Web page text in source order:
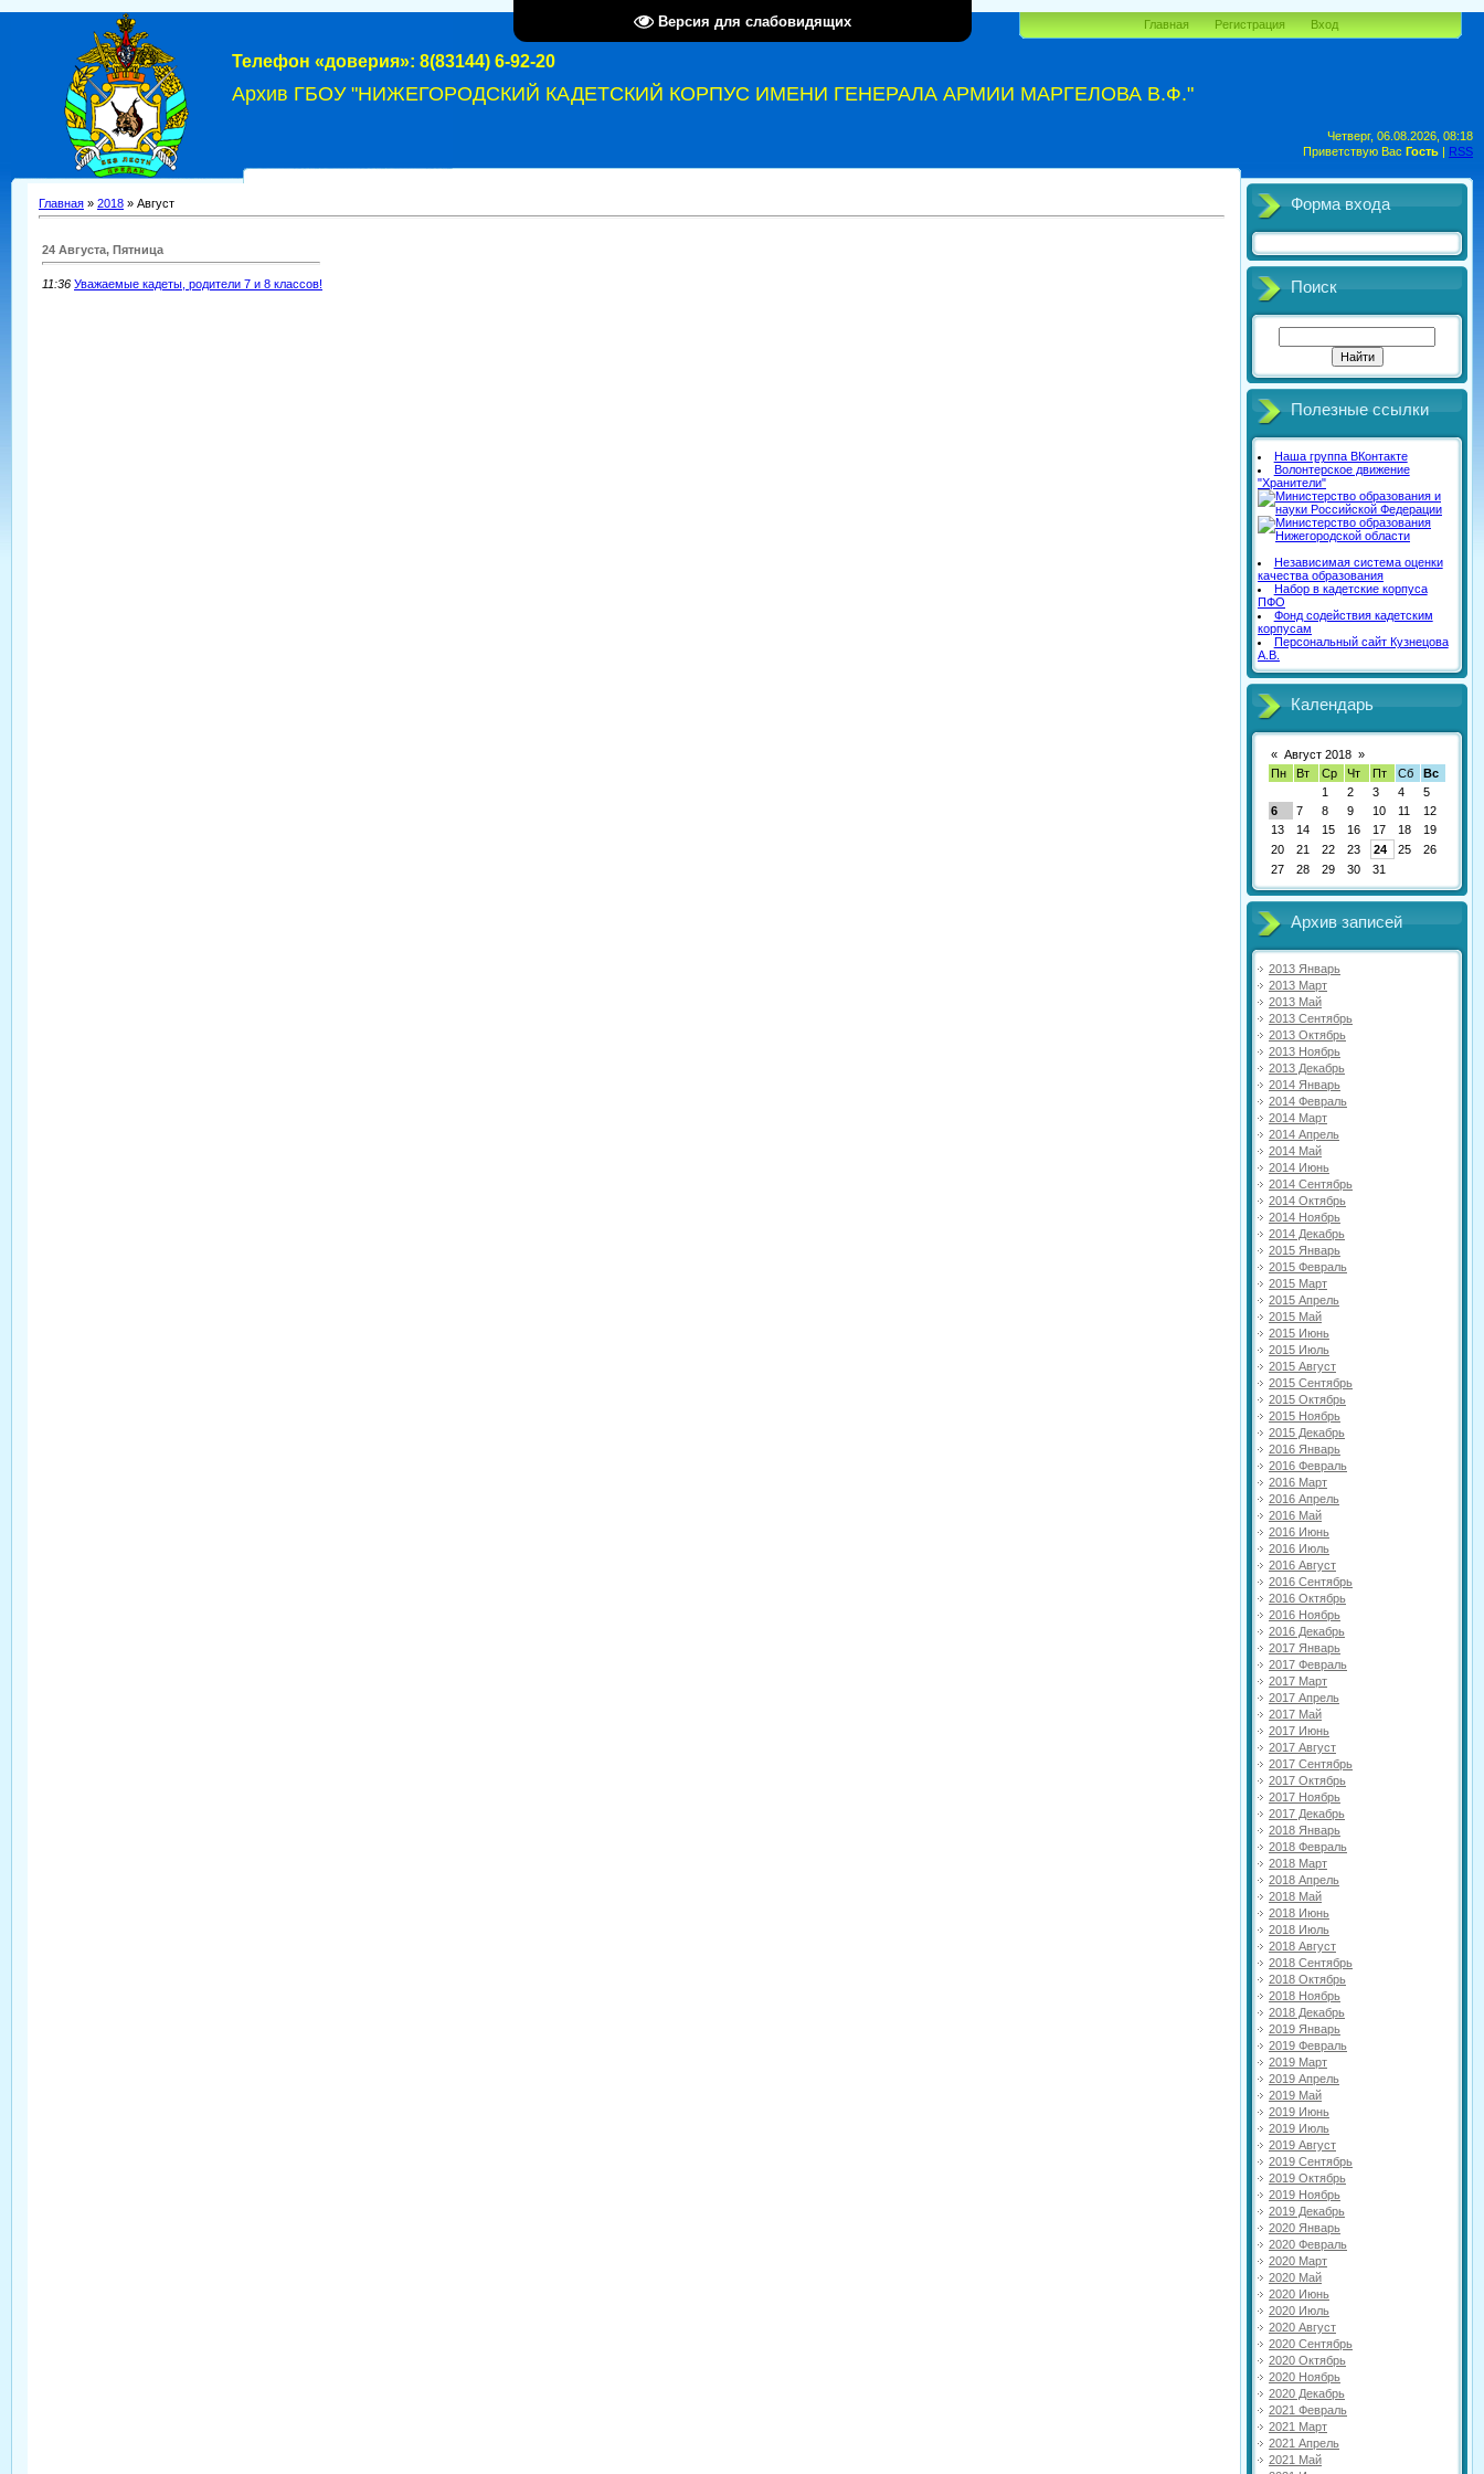
Версия для слабовидящих
Четверг, 06.08.2026, 08:18
Приветствую Вас Гость | RSS
Телефон «доверия»: 8(83144) 6-92-20
Архив ГБОУ "НИЖЕГОРОДСКИЙ КАДЕТСКИЙ КОРПУС ИМЕНИ ГЕНЕРАЛА АРМИИ МАРГЕЛОВА В.Ф."
Главная Регистрация Вход
Главная » 2018 » Август
24 Августа, Пятница
11:36 Уважаемые кадеты, родители 7 и 8 классов!
Форма входа
Поиск
Полезные ссылки
Наша группа ВКонтакте
Волонтерское движение
"Хранители"
Независимая система оценки
качества образования
Набор в кадетские корпуса
ПФО
Фонд содействия кадетским
корпусам
Персональный сайт Кузнецова
А.В.
Календарь
« Август 2018 »
Пн
Вт Ср Чт Пт Сб
Вс
1
2 3 4
5
6
7 8 9 10 11
12
13
14 15 16 17 18
19
20
21 22 23 24 25
26
27
28 29 30 31
Архив записей
2013 Январь
2013 Март
2013 Май
2013 Сентябрь
2013 Октябрь
2013 Ноябрь
2013 Декабрь
2014 Январь
2014 Февраль
2014 Март
2014 Апрель
2014 Май
2014 Июнь
2014 Сентябрь
2014 Октябрь
2014 Ноябрь
2014 Декабрь
2015 Январь
2015 Февраль
2015 Март
2015 Апрель
2015 Май
2015 Июнь
2015 Июль
2015 Август
2015 Сентябрь
2015 Октябрь
2015 Ноябрь
2015 Декабрь
2016 Январь
2016 Февраль
2016 Март
2016 Апрель
2016 Май
2016 Июнь
2016 Июль
2016 Август
2016 Сентябрь
2016 Октябрь
2016 Ноябрь
2016 Декабрь
2017 Январь
2017 Февраль
2017 Март
2017 Апрель
2017 Май
2017 Июнь
2017 Август
2017 Сентябрь
2017 Октябрь
2017 Ноябрь
2017 Декабрь
2018 Январь
2018 Февраль
2018 Март
2018 Апрель
2018 Май
2018 Июнь
2018 Июль
2018 Август
2018 Сентябрь
2018 Октябрь
2018 Ноябрь
2018 Декабрь
2019 Январь
2019 Февраль
2019 Март
2019 Апрель
2019 Май
2019 Июнь
2019 Июль
2019 Август
2019 Сентябрь
2019 Октябрь
2019 Ноябрь
2019 Декабрь
2020 Январь
2020 Февраль
2020 Март
2020 Май
2020 Июнь
2020 Июль
2020 Август
2020 Сентябрь
2020 Октябрь
2020 Ноябрь
2020 Декабрь
2021 Февраль
2021 Март
2021 Апрель
2021 Май